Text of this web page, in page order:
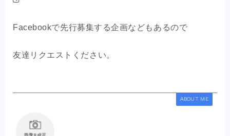
Facebookで先行募集する企画などもあるので
友達リクエストください。
ABOUT ME